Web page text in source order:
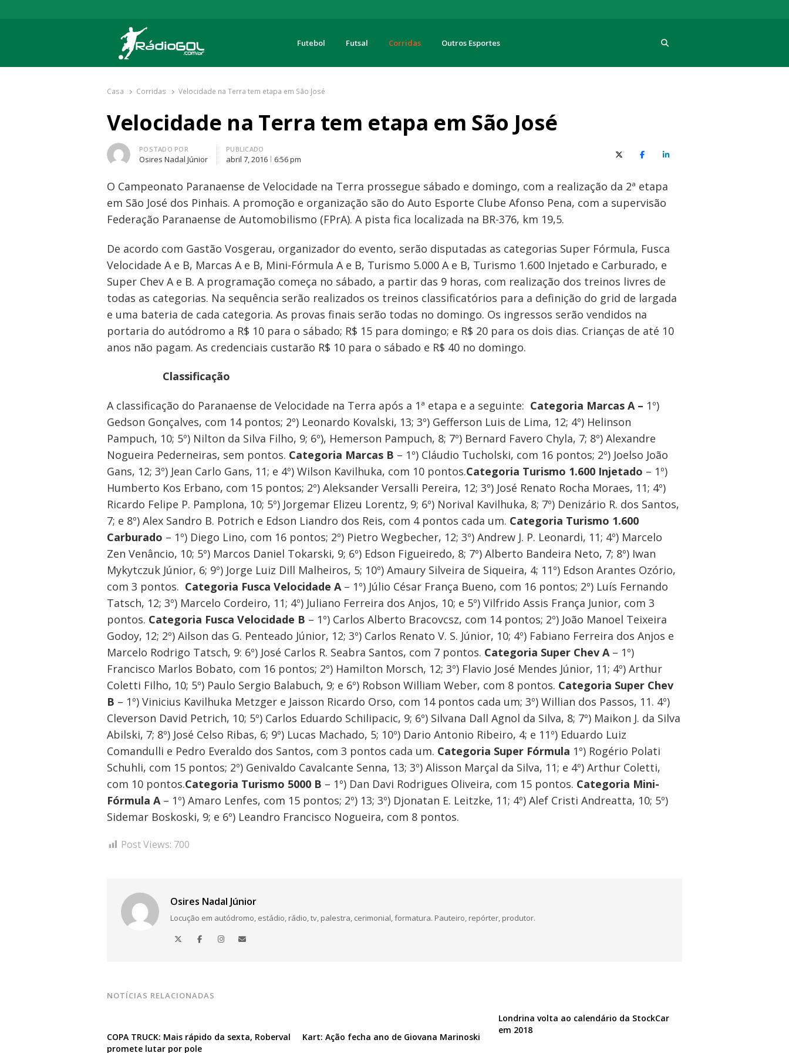
Rádio Gol
Há mais de 20 anos com as melhores coberturas
Futebol Futsal Corridas Outros Esportes
Casa Corridas Velocidade na Terra tem etapa em São José
Velocidade na Terra tem etapa em São José
Autor
POSTADO POR
Osires Nadal Júnior
PUBLICADO
abril 7, 2016 6:56 pm X (Twitter)FacebookO LinkedIn
O Campeonato Paranaense de Velocidade na Terra prossegue sábado e domingo, com a realização da 2ª etapa
em São José dos Pinhais. A promoção e organização são do Auto Esporte Clube Afonso Pena, com a supervisão
Federação Paranaense de Automobilismo (FPrA). A pista fica localizada na BR-376, km 19,5.
De acordo com Gastão Vosgerau, organizador do evento, serão disputadas as categorias Super Fórmula, Fusca
Velocidade A e B, Marcas A e B, Mini-Fórmula A e B, Turismo 5.000 A e B, Turismo 1.600 Injetado e Carburado, e
Super Chev A e B. A programação começa no sábado, a partir das 9 horas, com realização dos treinos livres de
todas as categorias. Na sequência serão realizados os treinos classificatórios para a definição do grid de largada
e uma bateria de cada categoria. As provas finais serão todas no domingo. Os ingressos serão vendidos na
portaria do autódromo a R$ 10 para o sábado; R$ 15 para domingo; e R$ 20 para os dois dias. Crianças de até 10
anos não pagam. As credenciais custarão R$ 10 para o sábado e R$ 40 no domingo.
Classificação
A classificação do Paranaense de Velocidade na Terra após a 1ª etapa e a seguinte: Categoria Marcas A – 1º)
Gedson Gonçalves, com 14 pontos; 2º) Leonardo Kovalski, 13; 3º) Gefferson Luis de Lima, 12; 4º) Helinson
Pampuch, 10; 5º) Nilton da Silva Filho, 9; 6º), Hemerson Pampuch, 8; 7º) Bernard Favero Chyla, 7; 8º) Alexandre
Nogueira Pederneiras, sem pontos. Categoria Marcas B – 1º) Cláudio Tucholski, com 16 pontos; 2º) Joelso João
Gans, 12; 3º) Jean Carlo Gans, 11; e 4º) Wilson Kavilhuka, com 10 pontos.Categoria Turismo 1.600 Injetado – 1º)
Humberto Kos Erbano, com 15 pontos; 2º) Aleksander Versalli Pereira, 12; 3º) José Renato Rocha Moraes, 11; 4º)
Ricardo Felipe P. Pamplona, 10; 5º) Jorgemar Elizeu Lorentz, 9; 6º) Norival Kavilhuka, 8; 7º) Denizário R. dos Santos,
7; e 8º) Alex Sandro B. Potrich e Edson Liandro dos Reis, com 4 pontos cada um. Categoria Turismo 1.600
Carburado – 1º) Diego Lino, com 16 pontos; 2º) Pietro Wegbecher, 12; 3º) Andrew J. P. Leonardi, 11; 4º) Marcelo
Zen Venâncio, 10; 5º) Marcos Daniel Tokarski, 9; 6º) Edson Figueiredo, 8; 7º) Alberto Bandeira Neto, 7; 8º) Iwan
Mykytczuk Júnior, 6; 9º) Jorge Luiz Dill Malheiros, 5; 10º) Amaury Silveira de Siqueira, 4; 11º) Edson Arantes Ozório,
com 3 pontos. Categoria Fusca Velocidade A – 1º) Júlio César França Bueno, com 16 pontos; 2º) Luís Fernando
Tatsch, 12; 3º) Marcelo Cordeiro, 11; 4º) Juliano Ferreira dos Anjos, 10; e 5º) Vilfrido Assis França Junior, com 3
pontos. Categoria Fusca Velocidade B – 1º) Carlos Alberto Bracovcsz, com 14 pontos; 2º) João Manoel Teixeira
Godoy, 12; 2º) Ailson das G. Penteado Júnior, 12; 3º) Carlos Renato V. S. Júnior, 10; 4º) Fabiano Ferreira dos Anjos e
Marcelo Rodrigo Tatsch, 9: 6º) José Carlos R. Seabra Santos, com 7 pontos. Categoria Super Chev A – 1º)
Francisco Marlos Bobato, com 16 pontos; 2º) Hamilton Morsch, 12; 3º) Flavio José Mendes Júnior, 11; 4º) Arthur
Coletti Filho, 10; 5º) Paulo Sergio Balabuch, 9; e 6º) Robson William Weber, com 8 pontos. Categoria Super Chev
B – 1º) Vinicius Kavilhuka Metzger e Jaisson Ricardo Orso, com 14 pontos cada um; 3º) Willian dos Passos, 11. 4º)
Cleverson David Petrich, 10; 5º) Carlos Eduardo Schilipacic, 9; 6º) Silvana Dall Agnol da Silva, 8; 7º) Maikon J. da Silva
Abilski, 7; 8º) José Celso Ribas, 6; 9º) Lucas Machado, 5; 10º) Dario Antonio Ribeiro, 4; e 11º) Eduardo Luiz
Comandulli e Pedro Everaldo dos Santos, com 3 pontos cada um. Categoria Super Fórmula 1º) Rogério Polati
Schuhli, com 15 pontos; 2º) Genivaldo Cavalcante Senna, 13; 3º) Alisson Marçal da Silva, 11; e 4º) Arthur Coletti,
com 10 pontos.Categoria Turismo 5000 B – 1º) Dan Davi Rodrigues Oliveira, com 15 pontos. Categoria Mini-
Fórmula A– 1º) Amaro Lenfes, com 15 pontos; 2º) 13; 3º) Djonatan E. Leitzke, 11; 4º) Alef Cristi Andreatta, 10; 5º)
Sidemar Boskoski, 9; e 6º) Leandro Francisco Nogueira, com 8 pontos.
Post Views: 700
Osires Nadal Júnior
Locução em autódromo, estádio, rádio, tv, palestra, cerimonial, formatura. Pauteiro, repórter, produtor.
NOTÍCIAS RELACIONADAS
COPA TRUCK: Mais rápido da sexta, Roberval
promete lutar por pole
Kart: Ação fecha ano de Giovana Marinoski
Londrina volta ao calendário da StockCar
em 2018